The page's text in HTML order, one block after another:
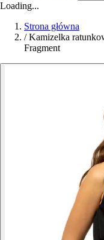
Loading...
Strona główna
/ Kamizelka
Fragment